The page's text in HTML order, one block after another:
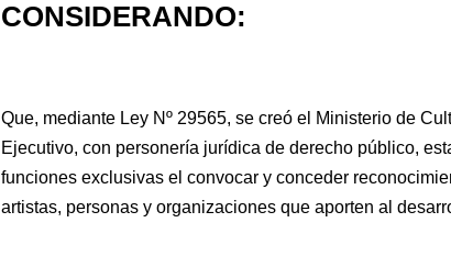
CONSIDERANDO:
Que, mediante Ley Nº 29565, se creó el Ministerio de
Ejecutivo, con personería jurídica de derecho público,
funciones exclusivas el convocar y conceder
artistas, personas y organizaciones que aporten al